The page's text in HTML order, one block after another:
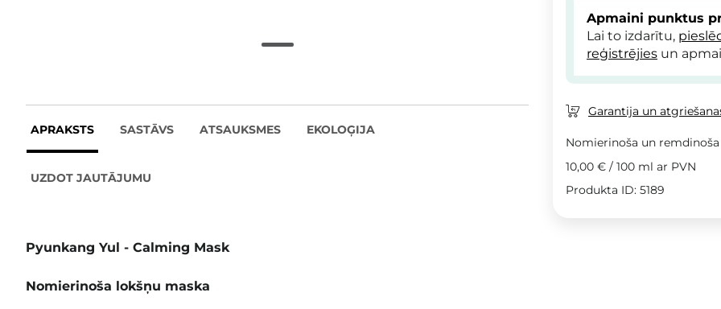
APRAKSTS SASTĀVS ATSAUKSMES EKOLOĢIJA
UZDOT JAUTĀJUMU
Pyunkang Yul - Calming Mask
Nomierinoša lokšņu maska
Apmaini punktus
Lai to izdarītu,
reģistrējies un
Garantija un
Nomierinoša un
10,00 € / 100 ml ar PVN
Produkta ID: 5189